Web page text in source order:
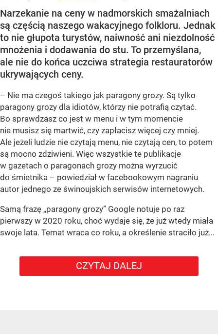
Narzekanie na ceny w nadmorskich smażalniach
są częścią naszego wakacyjnego folkloru. Jednak
to nie głupota turystów, naiwność ani niezdolność
mnożenia i dodawania do stu. To przemyślana,
ale nie do końca uczciwa strategia restauratorów
ukrywających ceny.
– Nie ma czegoś takiego jak paragony grozy. Są tylko
paragony grozy dla idiotów, którzy nie potrafią czytać.
Bo sprawdzasz co jest w menu i w tym momencie
nie musisz się martwić, czy zapłacisz więcej czy mniej.
Ale jeżeli ludzie nie czytają menu, nie czytają cen, to potem
są mocno zdziwieni. Więc wszystkie te publikacje
w gazetach o paragonach grozy można wyrzucić
do śmietnika – powiedział w facebookowym nagraniu
autor jednego ze świnoujskich serwisów internetowych.
Samą frazę „paragony grozy” Google notuje po raz
pierwszy w 2020 roku, choć wydaje się, że już wtedy miała
swoje lata. Temat wraca co roku, a określenie straciło już...
CZYTAJ DALEJ